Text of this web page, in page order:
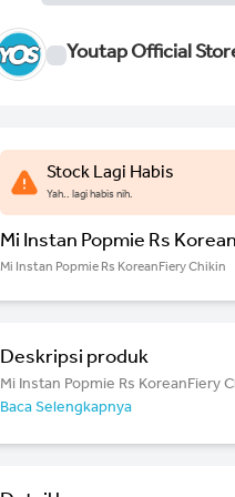
Youtap Official
Stock Lagi Habis
Yah.. lagi habis nih.
Mi Instan Popmie Rs
Mi Instan Popmie Rs KoreanFiery Chikin
Deskripsi produk
Mi Instan Popmie Rs KoreanFiery
Baca Selengkapnya